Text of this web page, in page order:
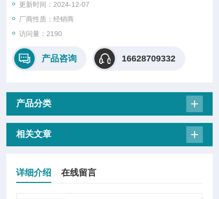
们提供的波段数量和波段的窄度不同。
更新时间：2024-12-07
厂商性质：经销商
访问量：2190
产品咨询 16628709332
产品分类
相关文章
详细介绍 在线留言